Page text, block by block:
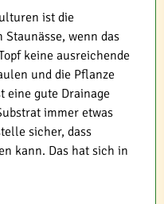
ist die
wenn das
keine ausreichende
und die Pflanze
eine gute Drainage
immer etwas
sicher, dass
kann. Das hat sich in